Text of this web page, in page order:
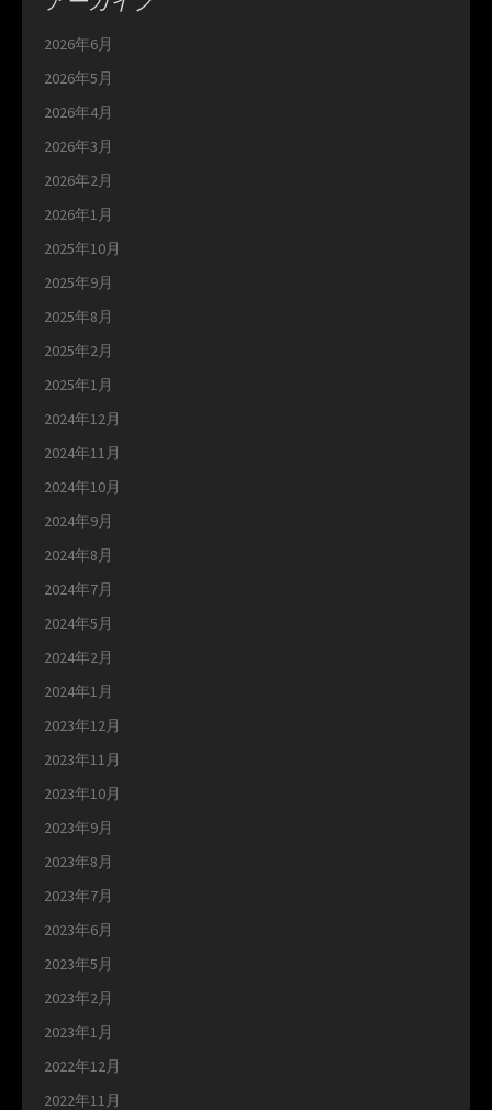
2026年6月
2026年5月
2026年4月
2026年3月
2026年2月
2026年1月
2025年10月
2025年9月
2025年8月
2025年2月
2025年1月
2024年12月
2024年11月
2024年10月
2024年9月
2024年8月
2024年7月
2024年5月
2024年2月
2024年1月
2023年12月
2023年11月
2023年10月
2023年9月
2023年8月
2023年7月
2023年6月
2023年5月
2023年2月
2023年1月
2022年12月
2022年11月